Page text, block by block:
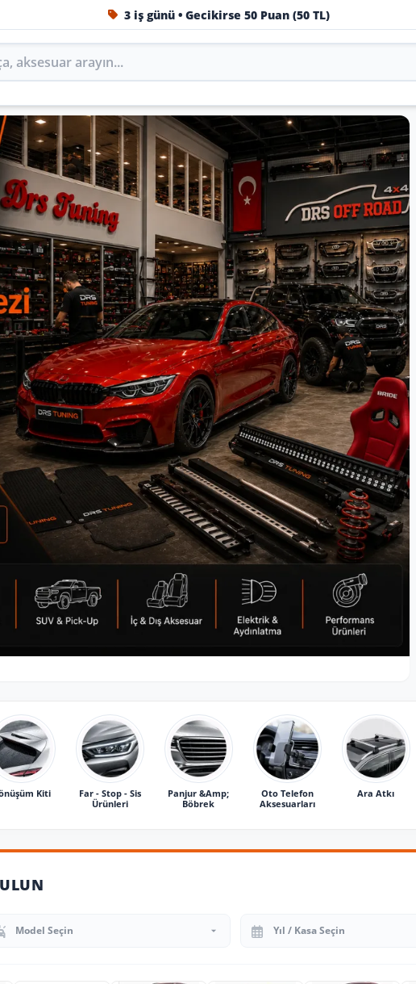
1984'ten beri Türkiye’nin en büyük oto aksesuar ve tuning
DRS Tuning’de marka, model ve yıla göre keşfedin.
Kiti
Far - Stop - Sis
Ürünleri
Panjur &Amp;
Böbrek
Oto Telefon
Aksesuarları
Ara Atkı
Seçin Yıl Seçin